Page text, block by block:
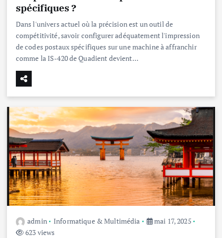
spécifiques ?
Dans l'univers actuel où la précision est un outil de
compétitivité, savoir configurer adéquatement l'impression
de codes postaux spécifiques sur une machine à affranchir
comme la IS-420 de Quadient devient…
admin Informatique & Multimédia
mai 17, 2025
623 views